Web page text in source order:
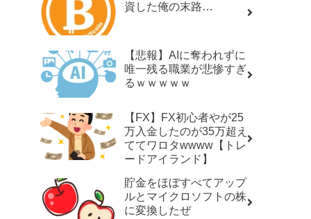
資した俺の末路…
【悲報】AIに奪われずに
唯一残る職業が悲惨すぎ
るｗｗｗｗｗ
【FX】FX初心者やが25
万入金したのが35万超え
ててワロタwwww【トレ
ードアイランド】
貯金をほぼすべてアップ
ルとマイクロソフトの株
に変換したぜ